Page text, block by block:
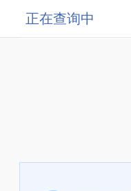
正在查询中